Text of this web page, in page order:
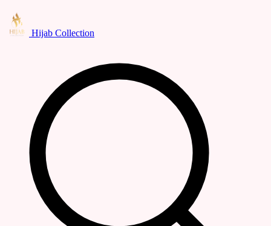
Hijab Collection